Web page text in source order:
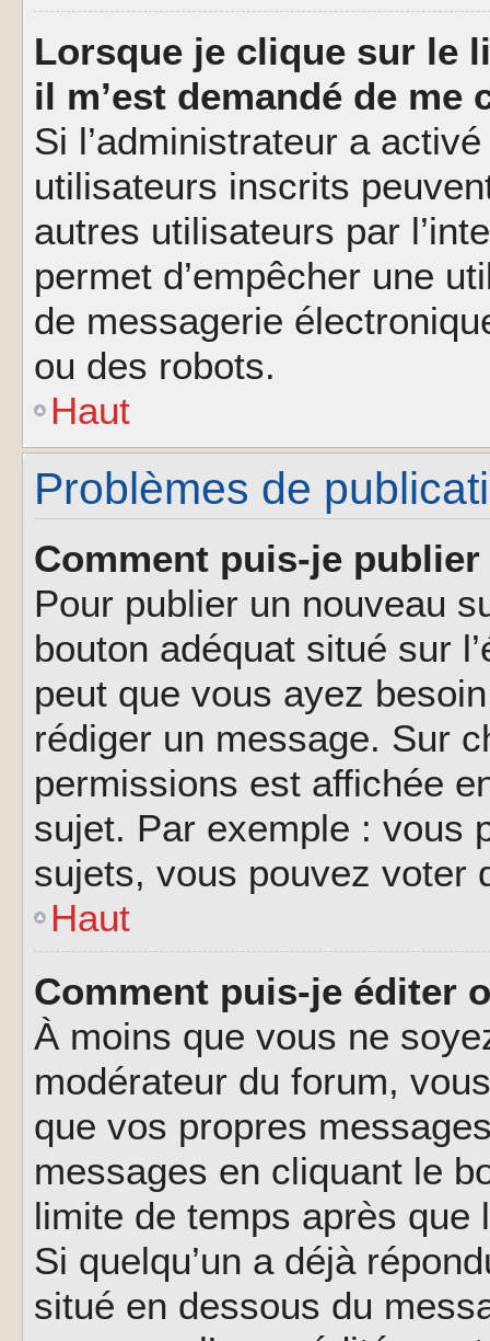
Lorsque je clique sur le
il m’est demandé de me
Si l’administrateur a
utilisateurs inscrits
autres utilisateurs par
permet d’empêcher une
de messagerie
ou des robots.
Haut
Problèmes de
Comment puis-je
Pour publier un nouveau
bouton adéquat situé sur
peut que vous ayez
rédiger un message. Sur
permissions est affichée
sujet. Par exemple : vous
sujets, vous pouvez voter
Haut
Comment puis-je éditer
À moins que vous ne
modérateur du forum,
que vos propres
messages en cliquant le
limite de temps après
Si quelqu’un a déjà
situé en dessous du